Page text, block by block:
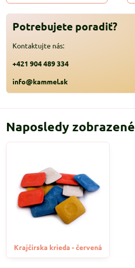
Potrebujete poradiť?
Kontaktujte nás:
+421 904 489 334
info@kammel.sk
Naposledy zobrazené
Krajčírska krieda - červená